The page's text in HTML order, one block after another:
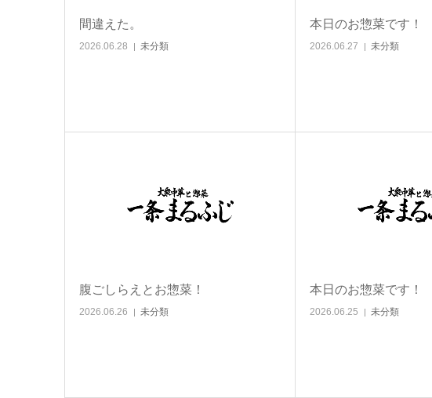
間違えた。
2026.06.28 未分類
本日のお惣菜です！
2026.06.27 未分類
腹ごしらえとお惣菜！
2026.06.26 未分類
本日のお惣菜です！
2026.06.25 未分類